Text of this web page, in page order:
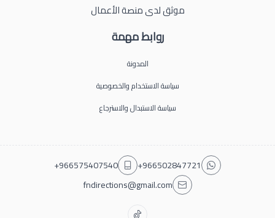
روابط مهمة
المدونة
سياسة الاستخدام والخصوصية
سياسة الاستبدال والاسترجاع
موثق لدى منصة الأعمال
+966502847721
+966575407540
fndirections@gmail.com